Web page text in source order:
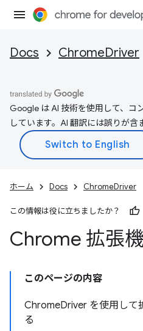
Docs ChromeDriver
Google は AI 技術を使用して、コ
しています。AI 翻訳には誤りが含
ホーム Docs ChromeDriver
この情報は役に立ちましたか？
Chrome 拡張
このページの内容
ChromeDriver を使用して
る